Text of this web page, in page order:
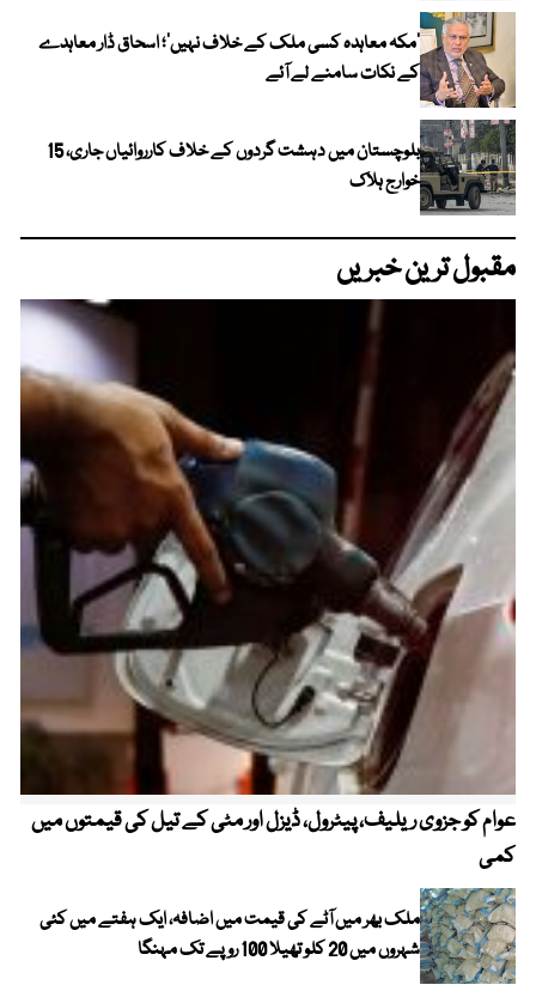
‘مکہ معاہدہ کسی ملک کے خلاف نہیں’؛ اسحاق ڈار معاہدے
کے نکات سامنے لے آئے
بلوچستان میں دہشت گردوں کے خلاف کارروائیاں جاری، 15
خوارج ہلاک
مقبول ترین خبریں
عوام کو جزوی ریلیف، پیٹرول، ڈیزل اور مٹی کے تیل کی قیمتوں میں
کمی
ملک بھر میں آٹے کی قیمت میں اضافہ، ایک ہفتے میں کئی
شہروں میں 20 کلو تھیلا 100 روپے تک مہنگا